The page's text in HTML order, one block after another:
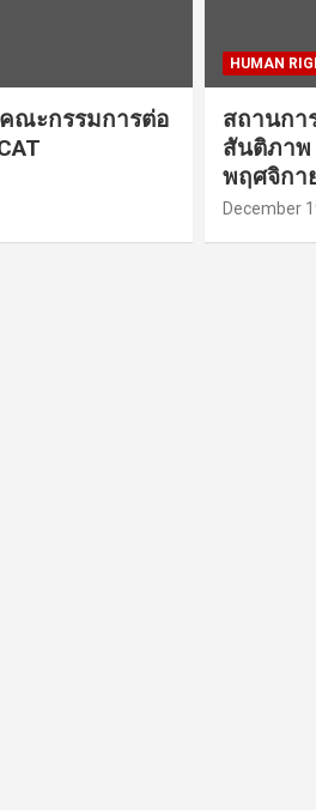
ณะกรรมการต่อ
HUMAN
สถานก
สันติภาพ
พฤศจิกา
December